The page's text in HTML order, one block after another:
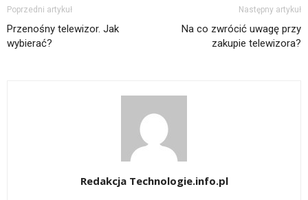
Poprzedni artykuł
Przenośny telewizor. Jak
wybierać?
Następny artykuł
Na co zwrócić uwagę przy
zakupie telewizora?
Redakcja Technologie.info.pl